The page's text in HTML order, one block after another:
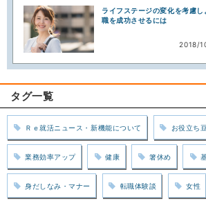
ライフステージの変化を考慮
職を成功させるには
2018/
タグ一覧
Ｒｅ就活ニュース・新機能について お役立ち
業務効率アップ 健康 箸休め
身だしなみ・マナー 転職体験談 女性